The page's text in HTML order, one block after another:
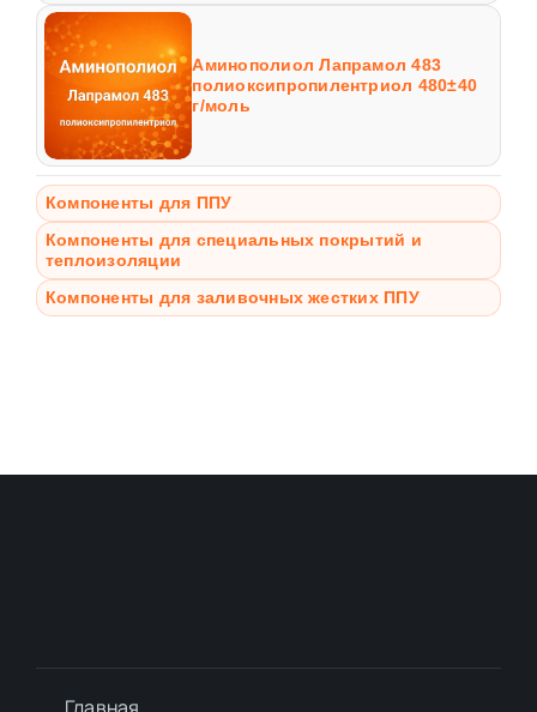
Аминополиол Лапрамол 483
полиоксипропилентриол 480±40
г/моль
Компоненты для ППУ
Компоненты для специальных покрытий и
теплоизоляции
Компоненты для заливочных жестких ППУ